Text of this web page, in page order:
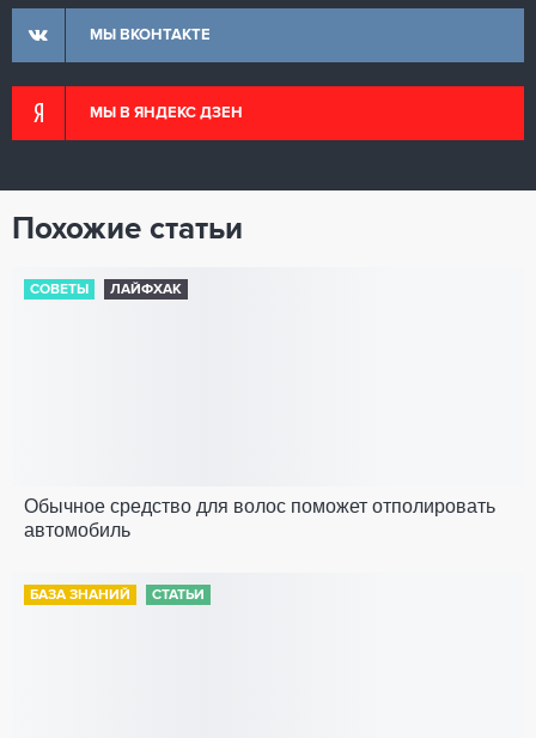
МЫ ВКОНТАКТЕ
МЫ В ЯНДЕКС ДЗЕН
Похожие статьи
СОВЕТЫ ЛАЙФХАК
Обычное средство для волос поможет отполировать
автомобиль
БАЗА ЗНАНИЙ СТАТЬИ